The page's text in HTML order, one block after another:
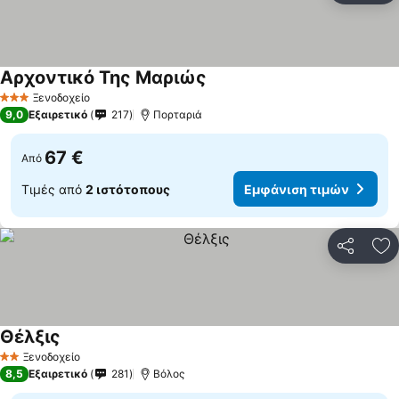
3 ΑστέριαΞενοδοχείο
Αρχοντικό Της Μαριώς
9,0 Εξαιρετικό 217 Πορταριά
Από 67 €
Τιμές από 2 ιστότοπους Εμφάνιση τιμών
2 ΑστέριαΞενοδοχείο
Θέλξις
8,5 Εξαιρετικό 281 Βόλος